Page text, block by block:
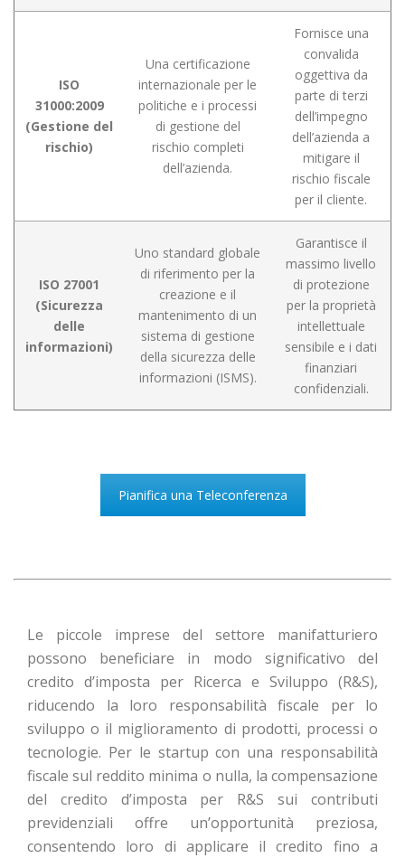
ISO
31000:2009
(Gestione del
rischio)
Una certificazione
internazionale per le
politiche e i processi
di gestione del
rischio completi
dell’azienda.
Fornisce una
convalida
oggettiva da
parte di terzi
dell’impegno
dell’azienda a
mitigare il
rischio fiscale
per il cliente.
ISO 27001
(Sicurezza
delle
informazioni)
Uno standard globale
di riferimento per la
creazione e il
mantenimento di un
sistema di gestione
della sicurezza delle
informazioni (ISMS).
Garantisce il
massimo livello
di protezione
per la proprietà
intellettuale
sensibile e i dati
finanziari
confidenziali.
Pianifica una Teleconferenza
Le piccole imprese del settore manifatturiero
possono beneficiare in modo significativo del
credito d’imposta per Ricerca e Sviluppo (R&S),
riducendo la loro responsabilità fiscale per lo
sviluppo o il miglioramento di prodotti, processi o
tecnologie. Per le startup con una responsabilità
fiscale sul reddito minima o nulla, la compensazione
del credito d’imposta per R&S sui contributi
previdenziali offre un’opportunità preziosa,
consentendo loro di applicare il credito fino a